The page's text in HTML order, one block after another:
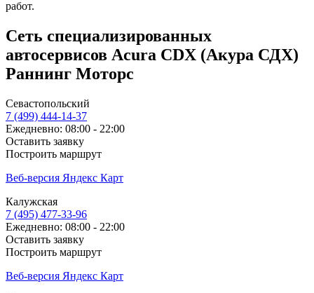
работ.
Сеть специализированных
автосервисов Acura CDX (Акура СДХ)
Раннинг Моторс
Севастопольский
7 (499) 444-14-37
Ежедневно: 08:00 - 22:00
Оставить заявку
Построить маршрут
Веб-версия Яндекс Карт
Калужская
7 (495) 477-33-96
Ежедневно: 08:00 - 22:00
Оставить заявку
Построить маршрут
Веб-версия Яндекс Карт